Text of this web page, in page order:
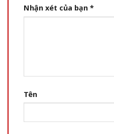
Nhận xét của bạn *
Tên